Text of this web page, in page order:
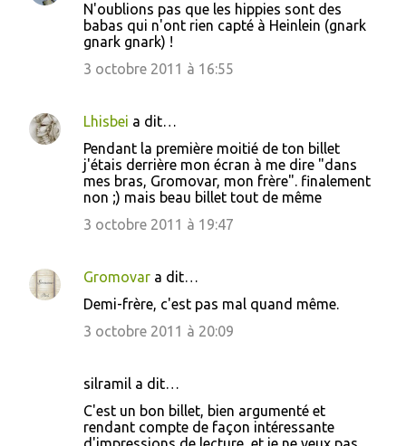
N'oublions pas que les hippies sont des
babas qui n'ont rien capté à Heinlein (gnark
gnark gnark) !
3 octobre 2011 à 16:55
Lhisbei a dit…
Pendant la première moitié de ton billet
j'étais derrière mon écran à me dire "dans
mes bras, Gromovar, mon frère". finalement
non ;) mais beau billet tout de même
3 octobre 2011 à 19:47
Gromovar a dit…
Demi-frère, c'est pas mal quand même.
3 octobre 2011 à 20:09
silramil a dit…
C'est un bon billet, bien argumenté et
rendant compte de façon intéressante